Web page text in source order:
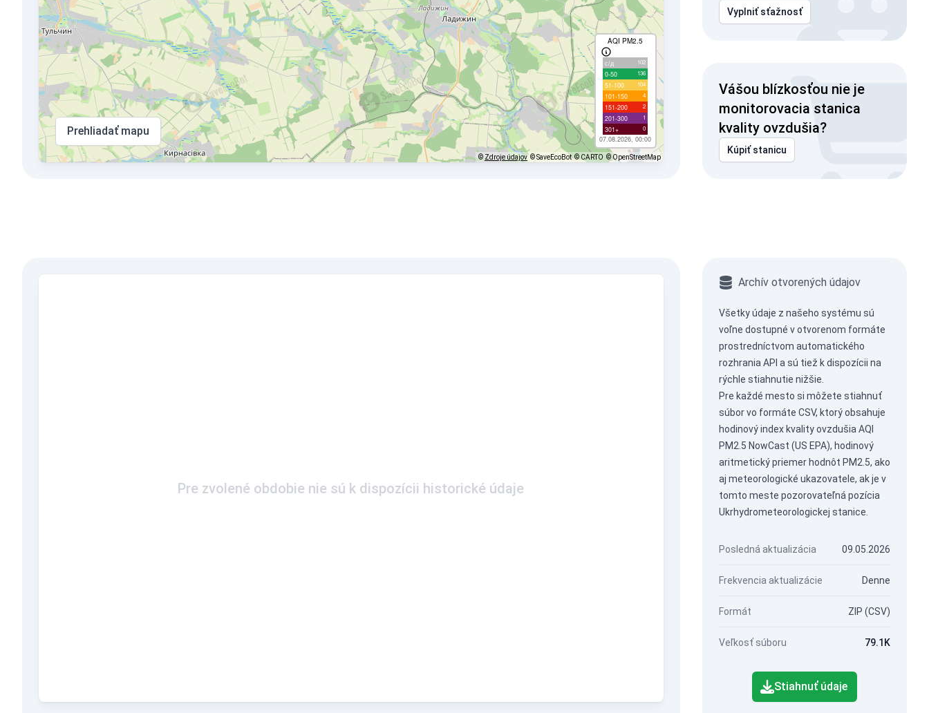
AQI PM2.5
с/д 102
0-50 136
51-100 104
101-150 4
151-200 2
201-300 1
301+ 0
07.08.2026, 00:00
Prehliadať mapu
©Zdroje údajov © SaveEcoBot © CARTO © OpenStreetMap
Vyplniť sťažnosť
Vášou blízkosťou nie je
monitorovacia stanica
kvality ovzdušia?
Kúpiť stanicu
Pre zvolené obdobie nie sú k dispozícii historické údaje
Archív otvorených údajov
Všetky údaje z našeho systému sú
voľne dostupné v otvorenom formáte
prostredníctvom automatického
rozhrania API a sú tiež k dispozícii na
rýchle stiahnutie nižšie.
Pre každé mesto si môžete stiahnuť
súbor vo formáte CSV, ktorý obsahuje
hodinový index kvality ovzdušia AQI
PM2.5 NowCast (US EPA), hodinový
aritmetický priemer hodnôt PM2.5, ako
aj meteorologické ukazovatele, ak je v
tomto meste pozorovateľná pozícia
Ukrhydrometeorologickej stanice.
Posledná aktualizácia 09.05.2026
Frekvencia aktualizácie Denne
Formát ZIP (CSV)
Veľkosť súboru 79.1K
Stiahnuť údaje